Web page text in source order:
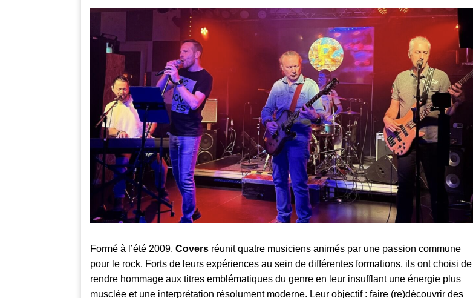
Formé à l’été 2009,Covers réunit quatre musiciens animés par une passion commune
pour le rock. Forts de leurs expériences au sein de différentes formations, ils ont choisi de
rendre hommage aux titres emblématiques du genre en leur insufflant une énergie plus
musclée et une interprétation résolument moderne. Leur objectif : faire (re)découvrir des